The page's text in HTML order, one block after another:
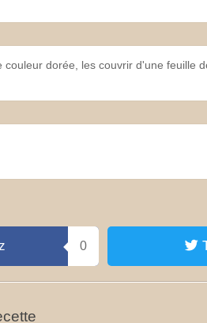
dorée, les couvrir d'une feuille
0